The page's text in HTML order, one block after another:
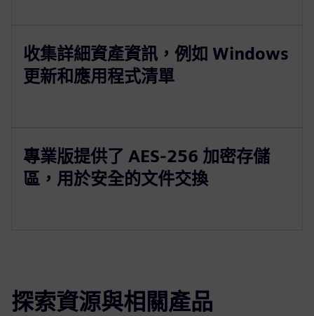
收集詳細資產資訊，例如 Windows
更新和應用程式清單
專業版提供了 AES-256 加密存儲
區，用於安全的文件交換
探索資源與相關產品